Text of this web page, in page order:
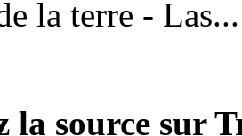
la terre - Las...
la source sur